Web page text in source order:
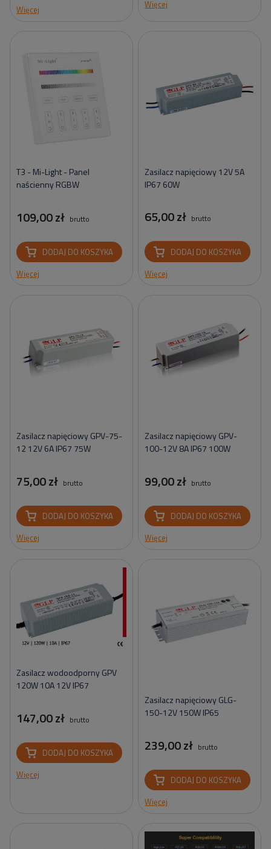
Więcej Więcej
T3 - Mi-Light - Panel
naścienny RGBW
109,00 zł brutto
DODAJ DO KOSZYKA
Więcej
Zasilacz napięciowy 12V 5A
IP67 60W
65,00 zł brutto
DODAJ DO KOSZYKA
Więcej
Zasilacz napięciowy GPV-75-
12 12V 6A IP67 75W
75,00 zł brutto
DODAJ DO KOSZYKA
Więcej
Zasilacz napięciowy GPV-
100-12V 8A IP67 100W
99,00 zł brutto
DODAJ DO KOSZYKA
Więcej
Zasilacz wodoodporny GPV
120W 10A 12V IP67
147,00 zł brutto
DODAJ DO KOSZYKA
Więcej
Zasilacz napięciowy GLG-
150-12V 150W IP65
239,00 zł brutto
DODAJ DO KOSZYKA
Więcej